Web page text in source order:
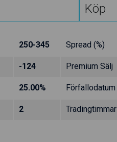
Köp
250-345 Spread (%)
-124 Premium Sälj
25.00% Förfallodatum
2 Tradingtimmar